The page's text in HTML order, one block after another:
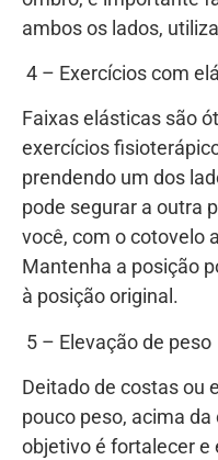
ambos os lados,
4 – Exercícios com
Faixas elásticas são
exercícios
prendendo um dos
pode segurar a outra
você, com o cotovelo
Mantenha a posição
à posição original.
​ 5 – Elevação de peso
Deitado de costas ou
pouco peso, acima
objetivo é fortalecer e